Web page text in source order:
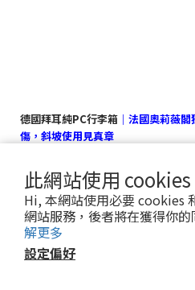
此網站使用 cookies
Hi, 本網站使用必要 cookies
網站服務，後者將在獲得你的
解更多
設定偏好
德國拜耳純PC行李箱 ｜法國奧莉薇
傷，斜坡使用見真章
有在使用行李箱的人，應該會很困擾
時，都會刮到行李箱底部